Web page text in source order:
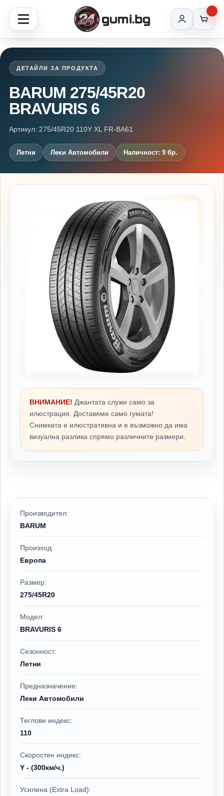
ДЕТАЙЛИ ЗА ПРОДУКТА
BARUM 275/45R20
BRAVURIS 6
Артикул: 275/45R20 110Y XL FR-BA61
Летни Леки Автомобили Наличност: 9 бр.
ВНИМАНИЕ! Джантата служи само за
илюстрация. Доставяме само гумата!
Снимката е илюстративна и е възможно да има
визуална разлика спрямо различните размери.
Производител:
BARUM
Произход:
Европа
Размер:
275/45R20
Модел:
BRAVURIS 6
Сезонност:
Летни
Предназначение:
Леки Автомобили
Теглови индекс:
110
Скоростен индекс:
Y - (300км/ч.)
Усилена (Extra Load):